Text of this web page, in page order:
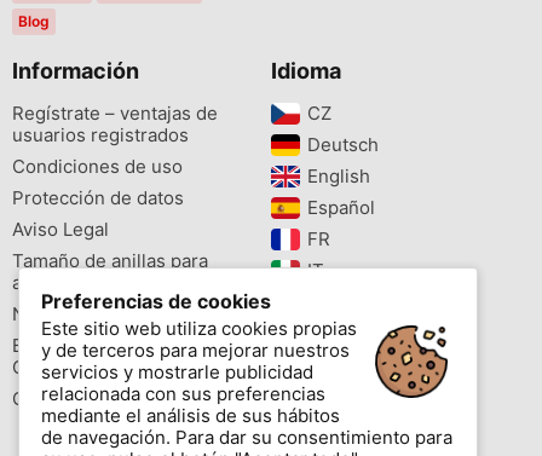
Blog
Información
Regístrate – ventajas de
usuarios registrados
Condiciones de uso
Protección de datos
Aviso Legal
Tamaño de anillas para
aves
Newsletter
Buscador de especies
Cites
Colores de las anillas
Idioma
CZ‎
Deutsch‎
English‎
Español‎
FR‎
IT‎
PL‎
PT‎
Preferencias de cookies
Este sitio web utiliza cookies propias
y de terceros para mejorar nuestros
servicios y mostrarle publicidad
relacionada con sus preferencias
mediante el análisis de sus hábitos
de navegación. Para dar su consentimiento para